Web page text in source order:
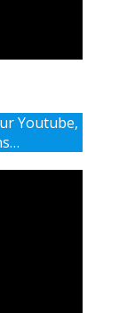
Youtube,